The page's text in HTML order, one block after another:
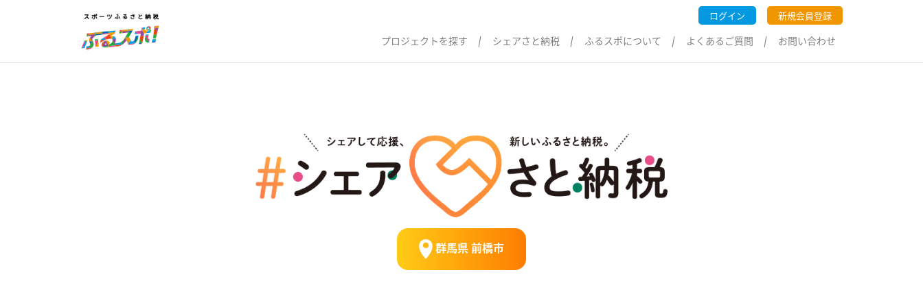
ログイン 新規会員登録
プロジェクトを探す シェアさと納税 ふるスポについて よくあるご質問 お問い合わせ
群馬県 前橋市